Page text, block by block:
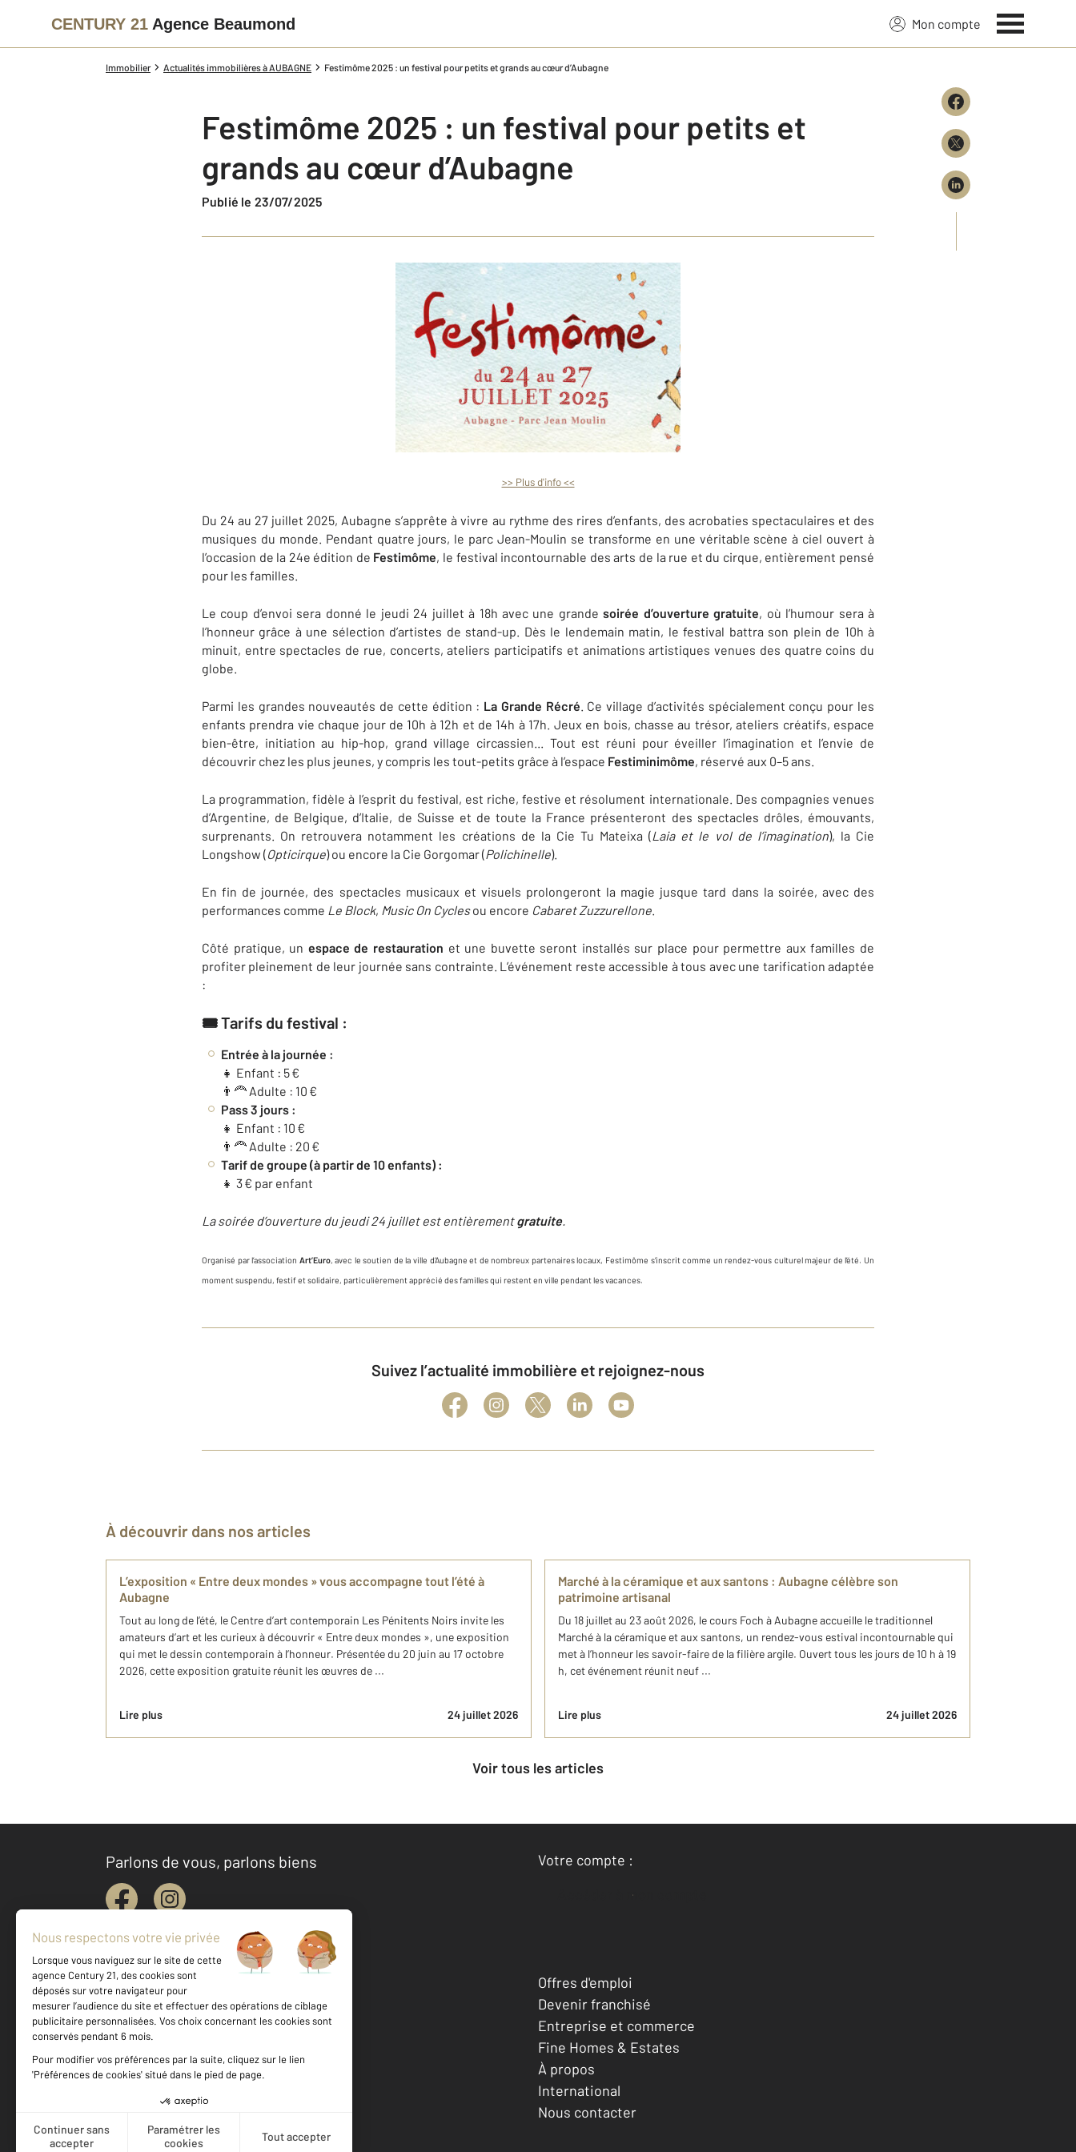
CENTURY 21 Agence Beaumond Mon compte
Immobilier Actualités immobilières à AUBAGNE Festimôme 2025 : un festival pour petits et grands au cœur d’Aubagne
Festimôme 2025 : un festival pour petits et
grands au cœur d’Aubagne
Publié le 23/07/2025
>> Plus d'info <<
Du 24 au 27 juillet 2025, Aubagne s’apprête à vivre au rythme des rires d’enfants, des acrobaties spectaculaires et des
musiques du monde. Pendant quatre jours, le parc Jean-Moulin se transforme en une véritable scène à ciel ouvert à
l’occasion de la 24e édition de Festimôme, le festival incontournable des arts de la rue et du cirque, entièrement pensé
pour les familles.
Le coup d’envoi sera donné le jeudi 24 juillet à 18h avec une grandesoirée d’ouverture gratuite, où l’humour sera à
l’honneur grâce à une sélection d’artistes de stand-up. Dès le lendemain matin, le festival battra son plein de 10h à
minuit, entre spectacles de rue, concerts, ateliers participatifs et animations artistiques venues des quatre coins du
globe.
Parmi les grandes nouveautés de cette édition : La Grande Récré. Ce village d’activités spécialement conçu pour les
enfants prendra vie chaque jour de 10h à 12h et de 14h à 17h. Jeux en bois, chasse au trésor, ateliers créatifs, espace
bien-être, initiation au hip-hop, grand village circassien... Tout est réuni pour éveiller l’imagination et l’envie de
découvrir chez les plus jeunes, y compris les tout-petits grâce à l’espace Festiminimôme, réservé aux 0–5 ans.
La programmation, fidèle à l’esprit du festival, est riche, festive et résolument internationale. Des compagnies venues
d’Argentine, de Belgique, d’Italie, de Suisse et de toute la France présenteront des spectacles drôles, émouvants,
surprenants. On retrouvera notamment les créations de la Cie Tu Mateixa (Laia et le vol de l’imagination), la Cie
Longshow (Opticirque) ou encore la Cie Gorgomar (Polichinelle).
En fin de journée, des spectacles musicaux et visuels prolongeront la magie jusque tard dans la soirée, avec des
performances comme Le Block, Music On Cyclesou encore Cabaret Zuzzurellone.
Côté pratique, un espace de restauration et une buvette seront installés sur place pour permettre aux familles de
profiter pleinement de leur journée sans contrainte. L’événement reste accessible à tous avec une tarification adaptée
:
🎟️Tarifs du festival :
Entrée à la journée :
👧 Enfant : 5 €
👨‍🦰 Adulte : 10 €
Pass 3 jours :
👧 Enfant : 10 €
👨‍🦰 Adulte : 20 €
Tarif de groupe (à partir de 10 enfants) :
👧 3 € par enfant
La soirée d’ouverture du jeudi 24 juillet est entièrementgratuite.
Organisé par l’association Art’Euro, avec le soutien de la ville d’Aubagne et de nombreux partenaires locaux, Festimôme s’inscrit comme un rendez-vous culturel majeur de l’été. Un
moment suspendu, festif et solidaire, particulièrement apprécié des familles qui restent en ville pendant les vacances.
Suivez l’actualité immobilière et rejoignez-nous
À découvrir dans nos articles
L’exposition « Entre deux mondes » vous accompagne tout l’été à
Aubagne
Tout au long de l’été, le Centre d’art contemporain Les Pénitents Noirs invite les
amateurs d’art et les curieux à découvrir « Entre deux mondes », une exposition
qui met le dessin contemporain à l’honneur. Présentée du 20 juin au 17 octobre
2026, cette exposition gratuite réunit les œuvres de ...
Lire plus 24 juillet 2026
Marché à la céramique et aux santons : Aubagne célèbre son
patrimoine artisanal
Du 18 juillet au 23 août 2026, le cours Foch à Aubagne accueille le traditionnel
Marché à la céramique et aux santons, un rendez-vous estival incontournable qui
met à l’honneur les savoir-faire de la filière argile. Ouvert tous les jours de 10 h à 19
h, cet événement réunit neuf ...
Lire plus 24 juillet 2026
Voir tous les articles
Parlons de vous, parlons biens
Votre compte :
Accéder à mon compte
Votre agence est notée
Achat
Location
Offres d'emploi
Devenir franchisé
Entreprise et commerce
Fine Homes & Estates
À propos
International
Nous contacter